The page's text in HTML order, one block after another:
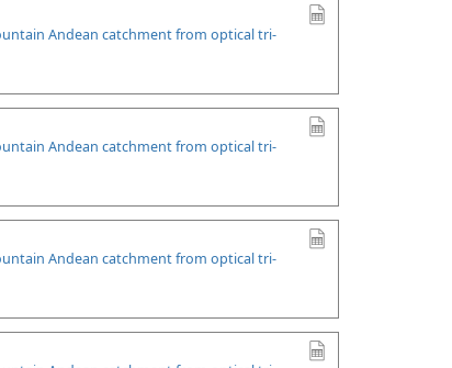
Andean catchment from optical tri-
Andean catchment from optical tri-
Andean catchment from optical tri-